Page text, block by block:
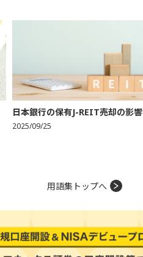
日本銀行の保有J-REIT売却の影響
2025/09/25
用語集トップへ